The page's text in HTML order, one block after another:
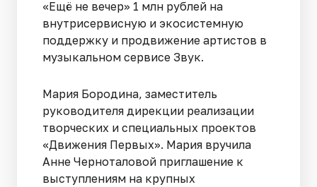
«Ещё не вечер» 1 млн рублей на
внутрисервисную и экосистемную
поддержку и продвижение артистов в
музыкальном сервисе Звук.
Мария Бородина, заместитель
руководителя дирекции реализации
творческих и специальных проектов
«Движения Первых». Мария вручила
Анне Черноталовой приглашение к
выступлениям на крупных